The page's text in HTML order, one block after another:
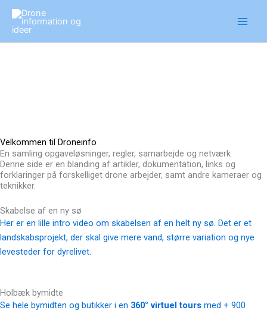
indholdet
Velkommen til Droneinfo
En samling opgaveløsninger, regler, samarbejde og netværk
Denne side er en blanding af artikler, dokumentation, links og
forklaringer på forskelliget drone arbejder, samt andre kameraer og
teknikker.
Skabelse af en ny sø
Her er en lille intro video om skabelsen af en helt ny sø. Det er et
landskabsprojekt, der skal give mere vand, større variation og nye
levesteder for dyrelivet.
Holbæk bymidte
Se hele bymidten og butikker i en 360° virtuel tours med + 900